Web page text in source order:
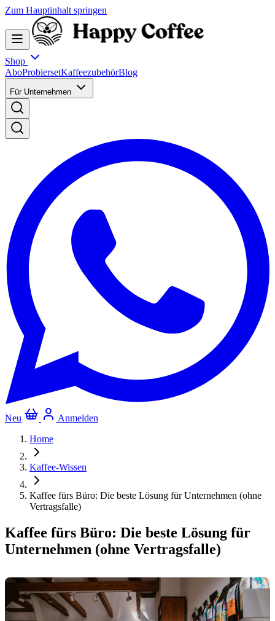
Zum Hauptinhalt springen
Shop
AboProbiersetKaffeezubehörBlog
Für Unternehmen
Neu
Anmelden
Home
Kaffee-Wissen
Kaffee fürs Büro: Die beste Lösung für Unternehmen (ohne
Vertragsfalle)
Kaffee fürs Büro: Die beste Lösung für
Unternehmen (ohne Vertragsfalle)